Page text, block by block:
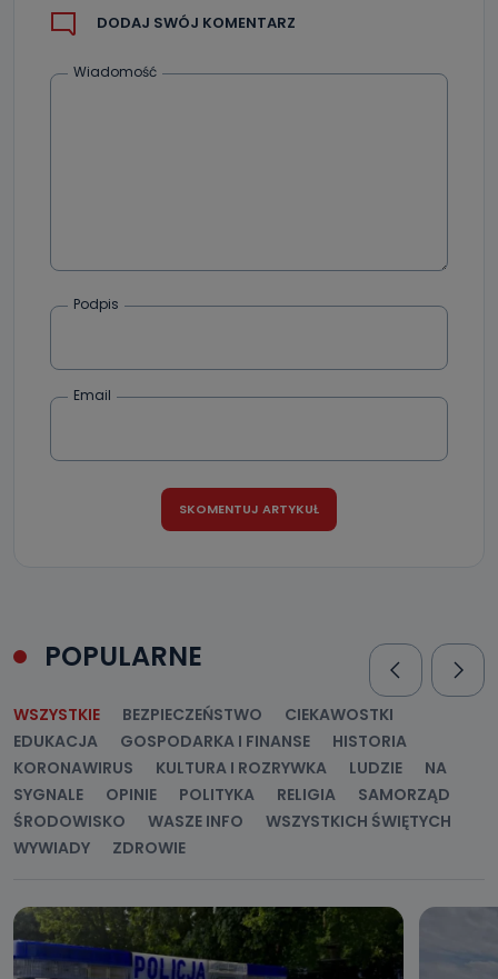
DODAJ SWÓJ KOMENTARZ
Wiadomość
Podpis
Email
POPULARNE
WSZYSTKIE BEZPIECZEŃSTWO
CIEKAWOSTKI
EDUKACJA
GOSPODARKA I FINANSE
HISTORIA
KORONAWIRUS
KULTURA I ROZRYWKA LUDZIE
NA
SYGNALE
OPINIE POLITYKA RELIGIA
SAMORZĄD
ŚRODOWISKO
WASZE INFO
WSZYSTKICH ŚWIĘTYCH
WYWIADY
ZDROWIE